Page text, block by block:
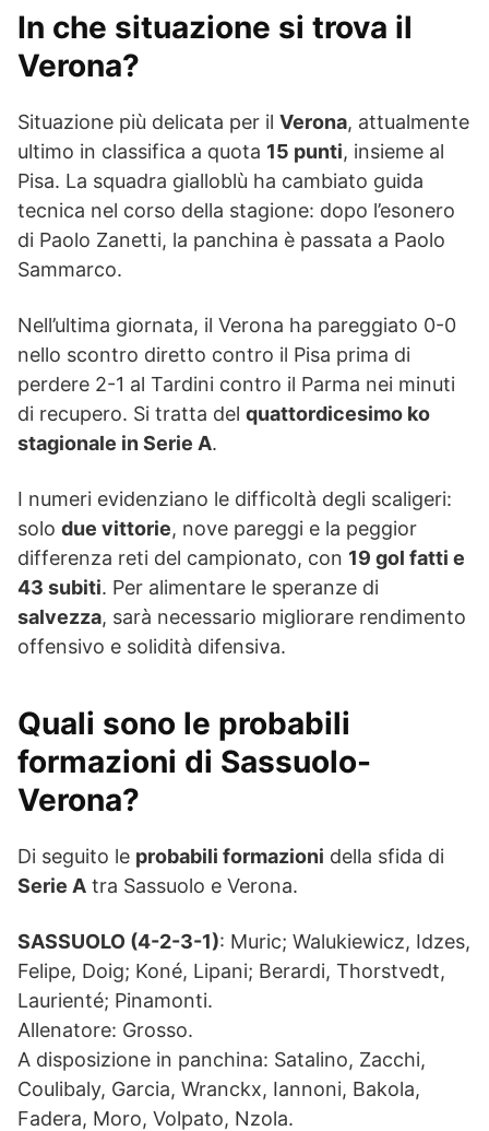
In che situazione si trova il
Verona?
Situazione più delicata per il Verona, attualmente
ultimo in classifica a quota 15 punti, insieme al
Pisa. La squadra gialloblù ha cambiato guida
tecnica nel corso della stagione: dopo l’esonero
di Paolo Zanetti, la panchina è passata a Paolo
Sammarco.
Nell’ultima giornata, il Verona ha pareggiato 0-0
nello scontro diretto contro il Pisa prima di
perdere 2-1 al Tardini contro il Parma nei minuti
di recupero. Si tratta del quattordicesimo ko
stagionale in Serie A.
I numeri evidenziano le difficoltà degli scaligeri:
solo due vittorie, nove pareggi e la peggior
differenza reti del campionato, con 19 gol fatti e
43 subiti. Per alimentare le speranze di
salvezza, sarà necessario migliorare rendimento
offensivo e solidità difensiva.
Quali sono le probabili
formazioni di Sassuolo-
Verona?
Di seguito le probabili formazioni della sfida di
Serie A tra Sassuolo e Verona.
SASSUOLO (4-2-3-1): Muric; Walukiewicz, Idzes,
Felipe, Doig; Koné, Lipani; Berardi, Thorstvedt,
Laurienté; Pinamonti.
Allenatore: Grosso.
A disposizione in panchina: Satalino, Zacchi,
Coulibaly, Garcia, Wranckx, Iannoni, Bakola,
Fadera, Moro, Volpato, Nzola.